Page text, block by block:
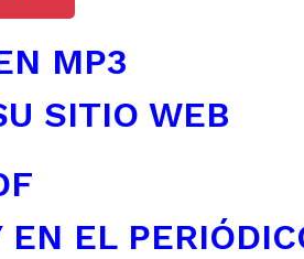
MP3
SITIO WEB
EL